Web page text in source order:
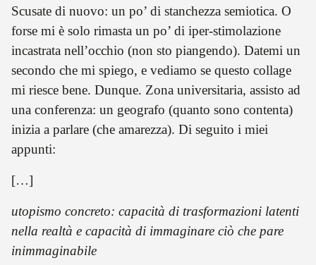
Scusate di nuovo: un po’ di stanchezza semiotica. O
forse mi è solo rimasta un po’ di iper-stimolazione
incastrata nell’occhio (non sto piangendo). Datemi un
secondo che mi spiego, e vediamo se questo collage
mi riesce bene. Dunque. Zona universitaria, assisto ad
una conferenza: un geografo (quanto sono contenta)
inizia a parlare (che amarezza). Di seguito i miei
appunti:
[…]
utopismo concreto: capacità di trasformazioni latenti
nella realtà e capacità di immaginare ciò che pare
inimmaginabile